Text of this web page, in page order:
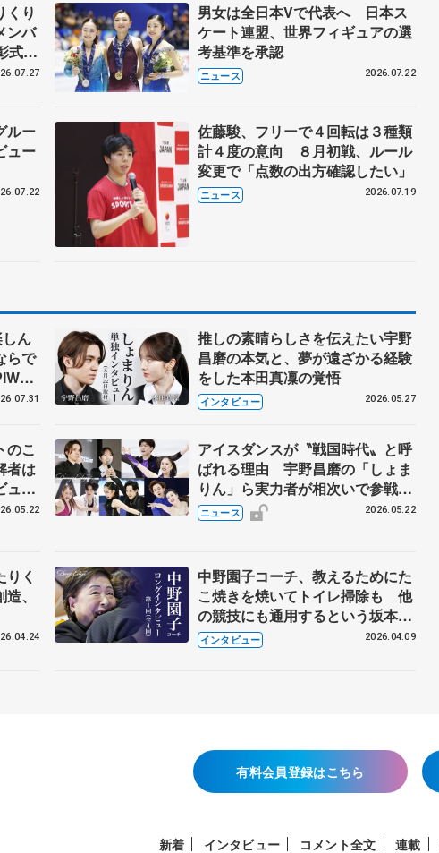
くり
ンバ
式、
園子
男女は全日本Vで代表へ 日本ス
ケート連盟、世界フィギュアの選
考基準を承認
ニュース 2026.07.22
ルー
ュー
佐藤駿、フリーで４回転は３種類
計４度の意向 ８月初戦、ルール
変更で「点数の出方確認したい」
ニュース 2026.07.19
ん
らで
前
推しの素晴らしさを伝えたい宇野
昌磨の本気と、夢が遠ざかる経験
をした本田真凜の覚悟
インタビュー 2026.05.27
のこ
者は
ュー
人、
アイスダンスが〝戦国時代〟と呼
ばれる理由 宇野昌磨の「しょま
りん」ら実力者が相次いで参戦
国内の競争激化
ニュース 2026.05.22
く
、
中野園子コーチ、教えるためにた
こ焼きを焼いてトイレ掃除も 他
の競技にも通用するという坂本花
織の筋肉
インタビュー 2026.04.09
有料会員登録はこちら
新着 インタビュー コメント全文 連載